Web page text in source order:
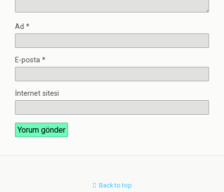
Ad *
E-posta *
İnternet sitesi
Back to top